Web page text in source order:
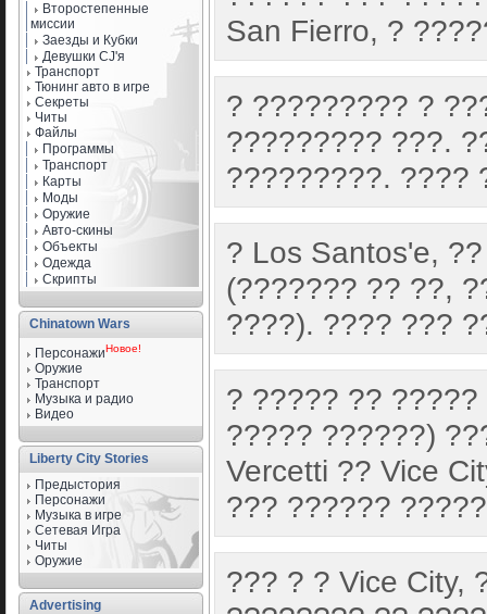
Второстепенные
миссии
Заезды и Кубки
Девушки CJ'я
Транспорт
Тюнинг авто в игре
Секреты
Читы
Файлы
Программы
Транспорт
Карты
Моды
Оружие
Авто-скины
Объекты
Одежда
Скрипты
Chinatown Wars
ПерсонажиНовое!
Оружие
Транспорт
Музыка и радио
Видео
Liberty City Stories
Предыстория
Персонажи
Музыка в игре
Сетевая Игра
Читы
Оружие
Advertising
San Fierro, ?
? ????????? ?
????????? ???.
?????????. ????
? Los Santos'e,
(??????? ?? ??,
????). ???? ???
? ????? ??
????? ??????)
Vercetti ?? Vice
??? ??????
??? ? ? Vice City,